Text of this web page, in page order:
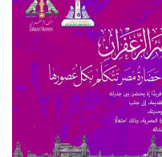
الإعلام
تواصل معنا
الطلاب